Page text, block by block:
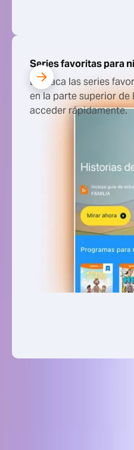
Series favoritas para
Destaca las series
en la parte superior
acceder rápidamente.